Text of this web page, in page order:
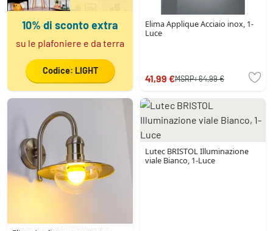
10% di sconto extra
su le plafoniere e da terra
Codice: LIGHT
Elima Applique Acciaio inox, 1-
Luce
41,99 €MSRP:64,99 €
Lutec BRISTOL Illuminazione
viale Bianco, 1-Luce